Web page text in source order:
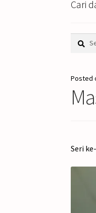
Cari
Search
Posted
Seri